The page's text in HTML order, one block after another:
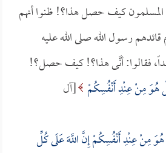
كيف حصل هذا؟! ظنوا أنهم
رسول الله صلى الله عليه
فقالوا: أنَّى هذا؟! كيف حصل؟!
هُوَ مِنْ عِنْدِ أَنْفُسِكُمْ [آل
مِنْ عِنْدِ أَنْفُسِكُمْ إِنَّ اللَّهَ عَلَى كُلِّ